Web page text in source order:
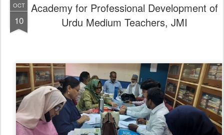
OCT
10
Academy for Professional Development of
Urdu Medium Teachers, JMI